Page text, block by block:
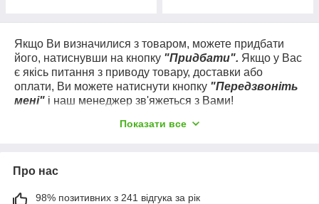
Якщо Ви визначилися з товаром, можете придбати
його, натиснувши на кнопку "Придбати". Якщо у Вас
є якісь питання з приводу товару, доставки або
оплати, Ви можете натиснути кнопку "Передзвоніть
мені" і наш менеджер зв'яжеться з Вами!
Вдалих Вам покупок і гарного настрою!
Показати все
Про нас
98% позитивних з 241 відгука за рік